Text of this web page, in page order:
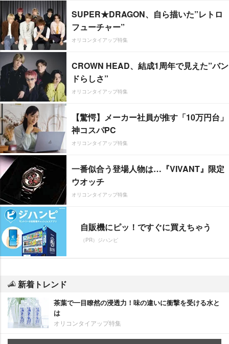
SUPER★DRAGON、自ら描いた”レトロ
フューチャー”
オリコンタイアップ特集
CROWN HEAD、結成1周年で見えた”バン
ドらしさ”
オリコンタイアップ特集
【驚愕】メーカー社員が推す「10万円台」
神コスパPC
オリコンタイアップ特集
一番似合う登場人物は…『VIVANT』限定
ウオッチ
オリコンタイアップ特集
自販機にピッ！ですぐに買えちゃう
（PR）ジハンピ
新着トレンド
茶葉で一目瞭然の浸透力！味の違いに衝撃を受ける水と
は
オリコンタイアップ特集